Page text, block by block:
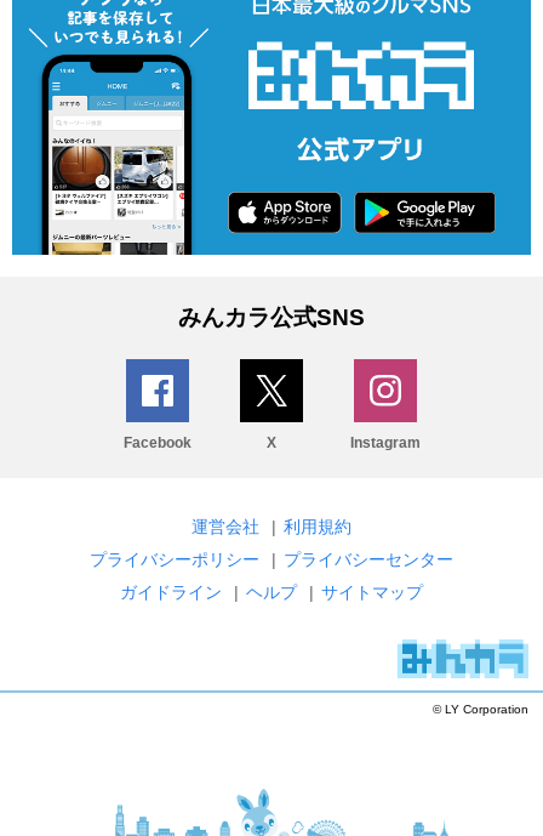
みんカラ公式SNS
Facebook X Instagram
運営会社 | 利用規約
プライバシーポリシー
| プライバシーセンター
ガイドライン
| ヘルプ | サイトマップ
© LY Corporation